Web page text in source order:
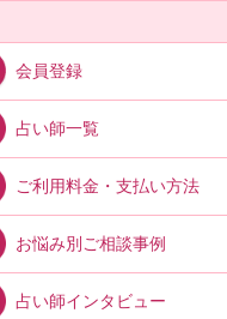
会員登録
占い師一覧
ご利用料金・支払い方法
お悩み別ご相談事例
占い師インタビュー